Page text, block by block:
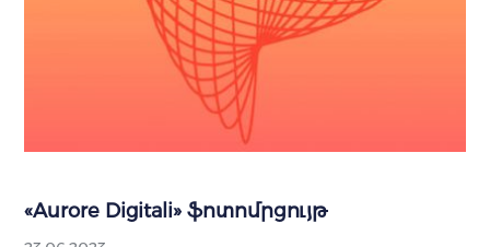
«Aurore Digitali» ֆոտոմրցույթ